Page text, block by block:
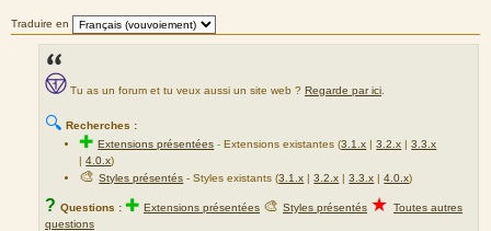
e
Traduire en
Tu as un forum et tu veux aussi un site web ? Regarde par ici
🔍 Recherches :
✚Extensions présentées -Extensions existantes (3.1.x |3.2.x |3.3.x
|4.0.x)
🎨Styles présentés - Styles existants (3.1.x |3.2.x |3.3.x |4.0.x)
? Questions : ✚ Extensions présentées 🎨 Styles présentés ★ Toutes autres
questions